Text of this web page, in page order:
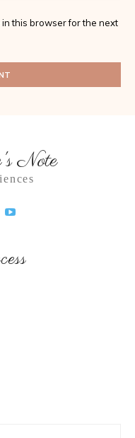
this browser for the next
Note